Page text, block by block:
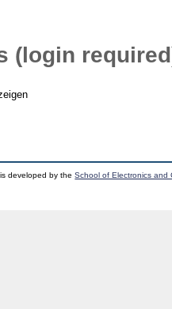
(login
developed by theSchool of Electronics and